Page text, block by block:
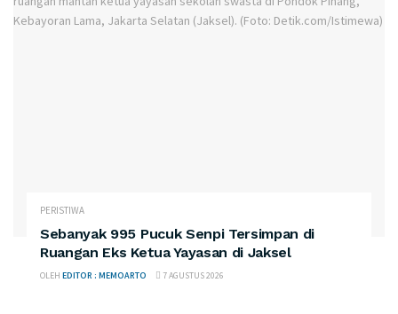
PERISTIWA
Sebanyak 995 Pucuk Senpi Tersimpan di
Ruangan Eks Ketua Yayasan di Jaksel
OLEH EDITOR : MEMOARTO 7 AGUSTUS 2026